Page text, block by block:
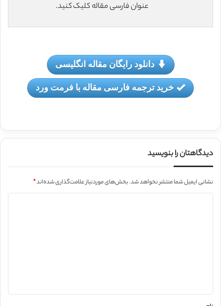
عنوان فارسی مقاله کلیک کنید.
دانلود رایگان مقاله انگلیسی
خرید ترجمه فارسی مقاله با فرمت ورد
دیدگاهتان را بنویسید
نشانی ایمیل شما منتشر نخواهد شد.بخش‌های موردنیاز علامت‌گذاری شده‌اند*